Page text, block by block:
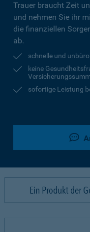
Trauer braucht Zeit
und nehmen Sie ihr
die finanziellen
ab.
schnelle und
keine
sofortige Leistung
Ein Produkt der